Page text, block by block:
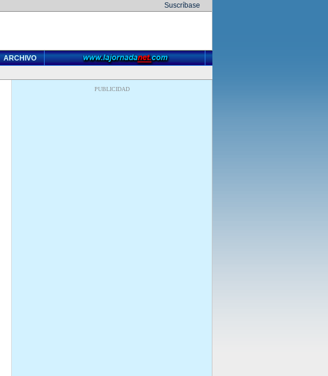
Suscríbase
ARCHIVO
PUBLICIDAD